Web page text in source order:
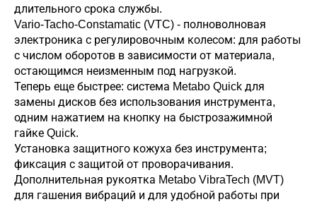
длительного срока службы.
Vario-Tacho-Constamatic (VTC) - полноволновая
электроника с регулировочным колесом: для работы
с числом оборотов в зависимости от материала,
остающимся неизменным под нагрузкой.
Теперь еще быстрее: система Metabo Quick для
замены дисков без использования инструмента,
одним нажатием на кнопку на быстрозажимной
гайке Quick.
Установка защитного кожуха без инструмента;
фиксация с защитой от проворачивания.
Дополнительная рукоятка Metabo VibraTech (MVT)
для гашения вибраций и для удобной работы при